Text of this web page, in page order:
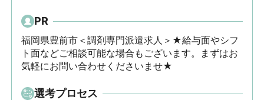
PR
福岡県豊前市＜調剤専門派遣求人＞★給与面やシフ
ト面などご相談可能な場合もございます。まずはお
気軽にお問い合わせくださいませ★
選考プロセス